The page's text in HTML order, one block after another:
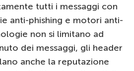
tutti i messaggi con
anti-phishing e motori anti-
non si limitano ad
dei messaggi, gli header
anche la reputazione